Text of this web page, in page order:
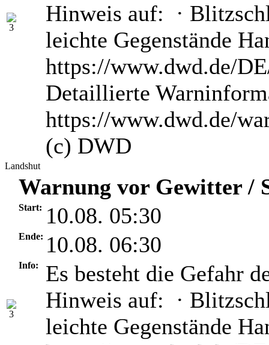
Hinweis auf: ·
leichte Gegenstände
https://www.dwd.de/
Detaillierte
https://www.dwd.de/
(c) DWD
Landshut
Warnung vor Gewitter /
Start: 10.08. 05:30
Ende: 10.08. 06:30
Info:
Es besteht die Gefahr
Hinweis auf: ·
leichte Gegenstände